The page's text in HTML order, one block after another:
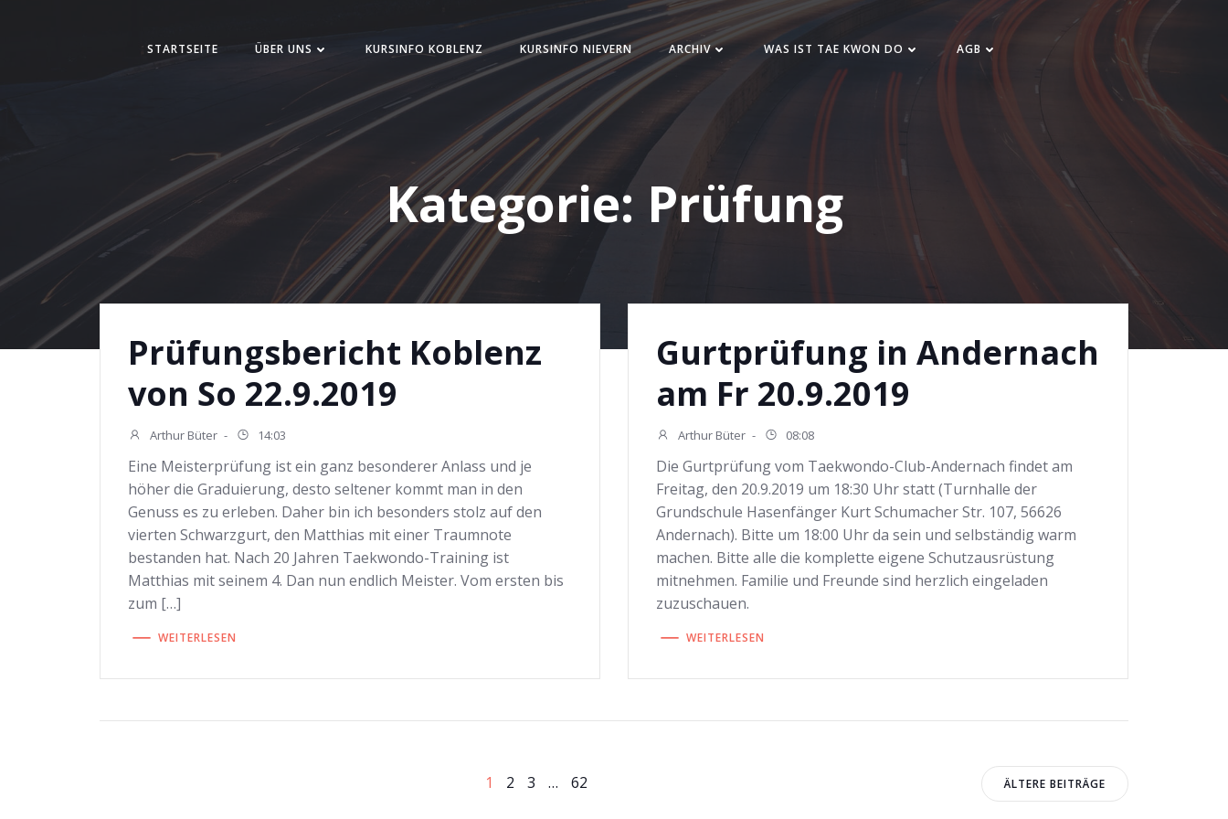
STARTSEITE ÜBER UNS KURSINFO KOBLENZ KURSINFO NIEVERN ARCHIV WAS IST TAE KWON DO AGB
Kategorie: Prüfung
Prüfungsbericht Koblenz
von So 22.9.2019
Arthur Büter - 14:03
Eine Meisterprüfung ist ein ganz besonderer Anlass und je
höher die Graduierung, desto seltener kommt man in den
Genuss es zu erleben. Daher bin ich besonders stolz auf den
vierten Schwarzgurt, den Matthias mit einer Traumnote
bestanden hat. Nach 20 Jahren Taekwondo-Training ist
Matthias mit seinem 4. Dan nun endlich Meister. Vom ersten bis
zum […]
WEITERLESEN
Gurtprüfung in Andernach
am Fr 20.9.2019
Arthur Büter - 08:08
Die Gurtprüfung vom Taekwondo-Club-Andernach findet am
Freitag, den 20.9.2019 um 18:30 Uhr statt (Turnhalle der
Grundschule Hasenfänger Kurt Schumacher Str. 107, 56626
Andernach). Bitte um 18:00 Uhr da sein und selbständig warm
machen. Bitte alle die komplette eigene Schutzausrüstung
mitnehmen. Familie und Freunde sind herzlich eingeladen
zuzuschauen.
WEITERLESEN
Seite
1 Seite
2 Seite
3 … Seite
62 ÄLTERE BEITRÄGE